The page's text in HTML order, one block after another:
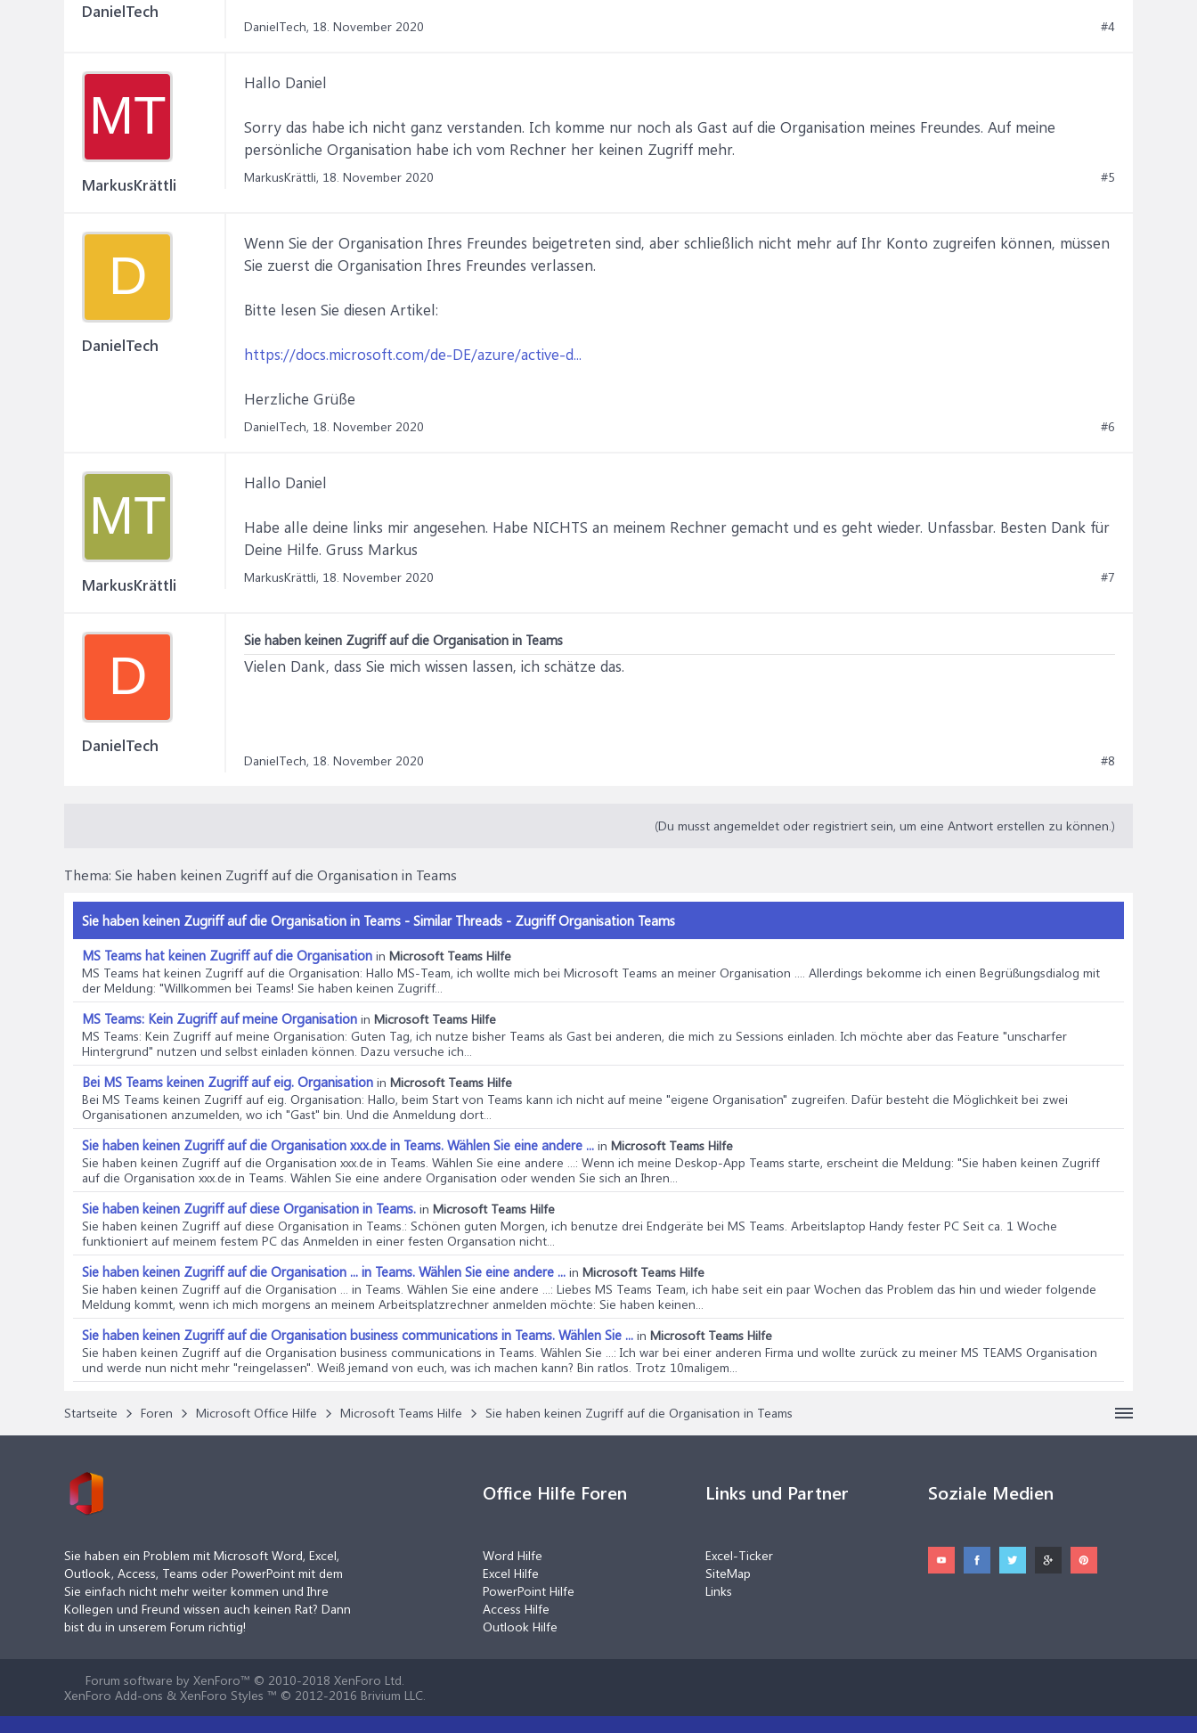
DanielTech
DanielTech, 18. November 2020 #4
MT
MarkusKrättli
Hallo Daniel
Sorry das habe ich nicht ganz verstanden. Ich komme nur noch als Gast auf die Organisation meines Freundes. Auf meine
persönliche Organisation habe ich vom Rechner her keinen Zugriff mehr.
MarkusKrättli, 18. November 2020 #5
D
DanielTech
Wenn Sie der Organisation Ihres Freundes beigetreten sind, aber schließlich nicht mehr auf Ihr Konto zugreifen können, müssen
Sie zuerst die Organisation Ihres Freundes verlassen.
Bitte lesen Sie diesen Artikel:
https://docs.microsoft.com/de-DE/azure/active-d...
Herzliche Grüße
DanielTech, 18. November 2020 #6
MT
MarkusKrättli
Hallo Daniel
Habe alle deine links mir angesehen. Habe NICHTS an meinem Rechner gemacht und es geht wieder. Unfassbar. Besten Dank für
Deine Hilfe. Gruss Markus
MarkusKrättli, 18. November 2020 #7
D
DanielTech
Sie haben keinen Zugriff auf die Organisation in Teams
Vielen Dank, dass Sie mich wissen lassen, ich schätze das.
DanielTech, 18. November 2020 #8
(Du musst angemeldet oder registriert sein, um eine Antwort erstellen zu können.)
Thema: Sie haben keinen Zugriff auf die Organisation in Teams
Sie haben keinen Zugriff auf die Organisation in Teams - Similar Threads - Zugriff Organisation Teams
MS Teams hat keinen Zugriff auf die Organisation in Microsoft Teams Hilfe
MS Teams hat keinen Zugriff auf die Organisation: Hallo MS-Team, ich wollte mich bei Microsoft Teams an meiner Organisation .... Allerdings bekomme ich einen Begrüßungsdialog mit
der Meldung: "Willkommen bei Teams! Sie haben keinen Zugriff...
MS Teams: Kein Zugriff auf meine Organisation in Microsoft Teams Hilfe
MS Teams: Kein Zugriff auf meine Organisation: Guten Tag, ich nutze bisher Teams als Gast bei anderen, die mich zu Sessions einladen. Ich möchte aber das Feature "unscharfer
Hintergrund" nutzen und selbst einladen können. Dazu versuche ich...
Bei MS Teams keinen Zugriff auf eig. Organisation in Microsoft Teams Hilfe
Bei MS Teams keinen Zugriff auf eig. Organisation: Hallo, beim Start von Teams kann ich nicht auf meine "eigene Organisation" zugreifen. Dafür besteht die Möglichkeit bei zwei
Organisationen anzumelden, wo ich "Gast" bin. Und die Anmeldung dort...
Sie haben keinen Zugriff auf die Organisation xxx.de in Teams. Wählen Sie eine andere ... in Microsoft Teams Hilfe
Sie haben keinen Zugriff auf die Organisation xxx.de in Teams. Wählen Sie eine andere ...: Wenn ich meine Deskop-App Teams starte, erscheint die Meldung: "Sie haben keinen Zugriff
auf die Organisation xxx.de in Teams. Wählen Sie eine andere Organisation oder wenden Sie sich an Ihren...
Sie haben keinen Zugriff auf diese Organisation in Teams. in Microsoft Teams Hilfe
Sie haben keinen Zugriff auf diese Organisation in Teams.: Schönen guten Morgen, ich benutze drei Endgeräte bei MS Teams. Arbeitslaptop Handy fester PC Seit ca. 1 Woche
funktioniert auf meinem festem PC das Anmelden in einer festen Organsation nicht...
Sie haben keinen Zugriff auf die Organisation ... in Teams. Wählen Sie eine andere ... in Microsoft Teams Hilfe
Sie haben keinen Zugriff auf die Organisation ... in Teams. Wählen Sie eine andere ...: Liebes MS Teams Team, ich habe seit ein paar Wochen das Problem das hin und wieder folgende
Meldung kommt, wenn ich mich morgens an meinem Arbeitsplatzrechner anmelden möchte: Sie haben keinen...
Sie haben keinen Zugriff auf die Organisation business communications in Teams. Wählen Sie ... in Microsoft Teams Hilfe
Sie haben keinen Zugriff auf die Organisation business communications in Teams. Wählen Sie ...: Ich war bei einer anderen Firma und wollte zurück zu meiner MS TEAMS Organisation
und werde nun nicht mehr "reingelassen". Weiß jemand von euch, was ich machen kann? Bin ratlos. Trotz 10maligem...
Startseite Foren Microsoft Office Hilfe Microsoft Teams Hilfe Sie haben keinen Zugriff auf die Organisation in Teams
Sie haben ein Problem mit Microsoft Word, Excel,
Outlook, Access, Teams oder PowerPoint mit dem
Sie einfach nicht mehr weiter kommen und Ihre
Kollegen und Freund wissen auch keinen Rat? Dann
bist du in unserem Forum richtig!
Office Hilfe Foren
Word Hilfe
Excel Hilfe
PowerPoint Hilfe
Access Hilfe
Outlook Hilfe
Links und Partner
Excel-Ticker
SiteMap
Links
Soziale Medien
Forum software by XenForo™ © 2010-2018 XenForo Ltd.
XenForo Add-ons & XenForo Styles ™ © 2012-2016 Brivium LLC.